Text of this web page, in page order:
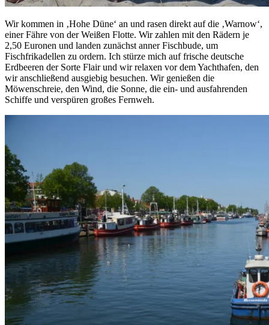
Wir kommen in ‚Hohe Düne‘ an und rasen direkt auf die ‚Warnow‘,
einer Fähre von der Weißen Flotte. Wir zahlen mit den Rädern je
2,50 Euronen und landen zunächst anner Fischbude, um
Fischfrikadellen zu ordern. Ich stürze mich auf frische deutsche
Erdbeeren der Sorte Flair und wir relaxen vor dem Yachthafen, den
wir anschließend ausgiebig besuchen. Wir genießen die
Möwenschreie, den Wind, die Sonne, die ein- und ausfahrenden
Schiffe und verspüren großes Fernweh.